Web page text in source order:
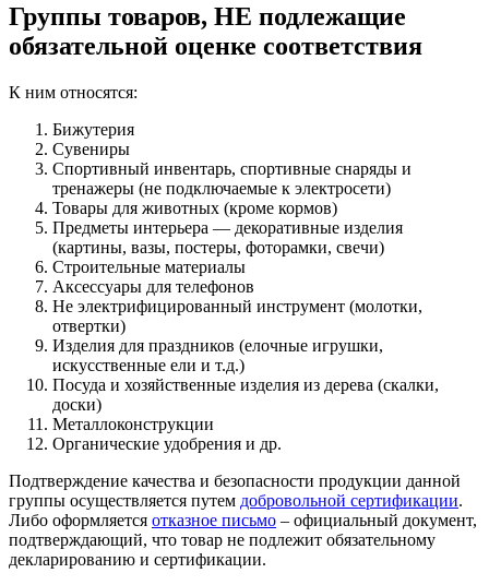
Группы товаров, НЕ подлежащие
обязательной оценке соответствия
К ним относятся:
Бижутерия
Сувениры
Спортивный инвентарь, спортивные снаряды и
тренажеры (не подключаемые к электросети)
Товары для животных (кроме кормов)
Предметы интерьера — декоративные изделия
(картины, вазы, постеры, фоторамки, свечи)
Строительные материалы
Аксессуары для телефонов
Не электрифицированный инструмент (молотки,
отвертки)
Изделия для праздников (елочные игрушки,
искусственные ели и т.д.)
Посуда и хозяйственные изделия из дерева (скалки,
доски)
Металлоконструкции
Органические удобрения и др.
Подтверждение качества и безопасности продукции данной
группы осуществляется путем добровольной сертификации.
Либо оформляется отказное письмо – официальный документ,
подтверждающий, что товар не подлежит обязательному
декларированию и сертификации.